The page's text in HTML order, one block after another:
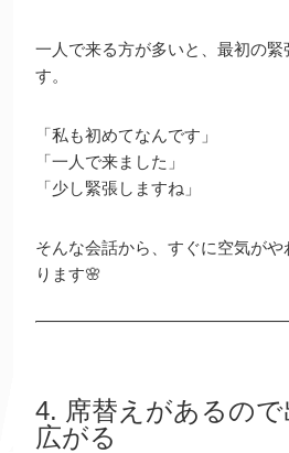
一人で来る方が多いと、最初の緊
す。
「私も初めてなんです」
「一人で来ました」
「少し緊張しますね」
そんな会話から、すぐに空気が
ります🌸
4. 席替えがあるの
広がる